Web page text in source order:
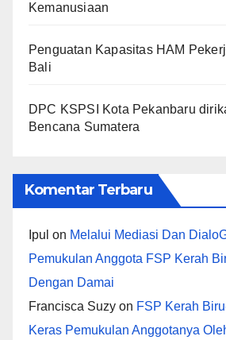
Kemanusiaan
Penguatan Kapasitas HAM
Bali
DPC KSPSI Kota Pekanbaru
Bencana Sumatera
Komentar Terbaru
Ipul on Melalui Mediasi Dan
Pemukulan Anggota FSP Kerah
Dengan Damai
Francisca Suzy on FSP Kerah
Keras Pemukulan Anggotanya